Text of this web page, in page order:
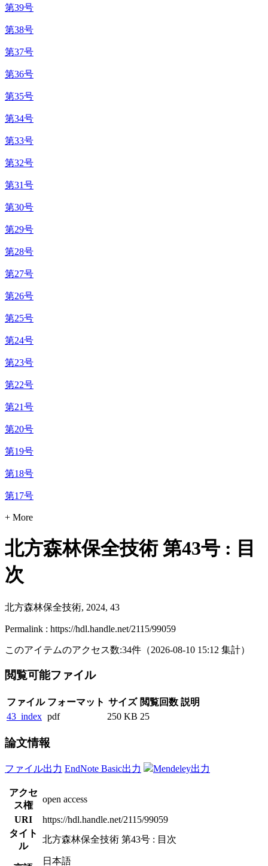
第39号
第38号
第37号
第36号
第35号
第34号
第33号
第32号
第31号
第30号
第29号
第28号
第27号
第26号
第25号
第24号
第23号
第22号
第21号
第20号
第19号
第18号
第17号
+ More
北方森林保全技術 第43号 : 目
次
北方森林保全技術, 2024, 43
Permalink : https://hdl.handle.net/2115/99059
このアイテムのアクセス数:34件 （2026-08-10 15:12 集計）
閲覧可能ファイル
ファイル フォーマット サイズ 閲覧回数 説明
43_index pdf 250 KB 25
論文情報
ファイル出力 EndNote Basic出力 Mendeley出力
アクセ
ス権
open access
URI
https://hdl.handle.net/2115/99059
タイト
ル
北方森林保全技術 第43号 : 目次
日本語